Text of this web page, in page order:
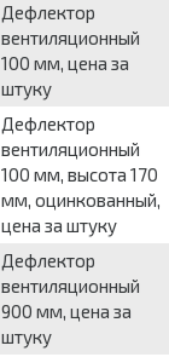
Дефлектор
вентиляционный
100 мм, цена за
штуку
Дефлектор
вентиляционный
100 мм, высота 170
мм, оцинкованный,
цена за штуку
Дефлектор
вентиляционный
900 мм, цена за
штуку